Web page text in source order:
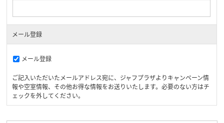
メール登録
メール登録
ご記入いただいたメールアドレス宛に、ジャフプラザよりキャンペーン情
報や空室情報、その他お得な情報をお送りいたします。必要のない方はチ
ェックを外してください。